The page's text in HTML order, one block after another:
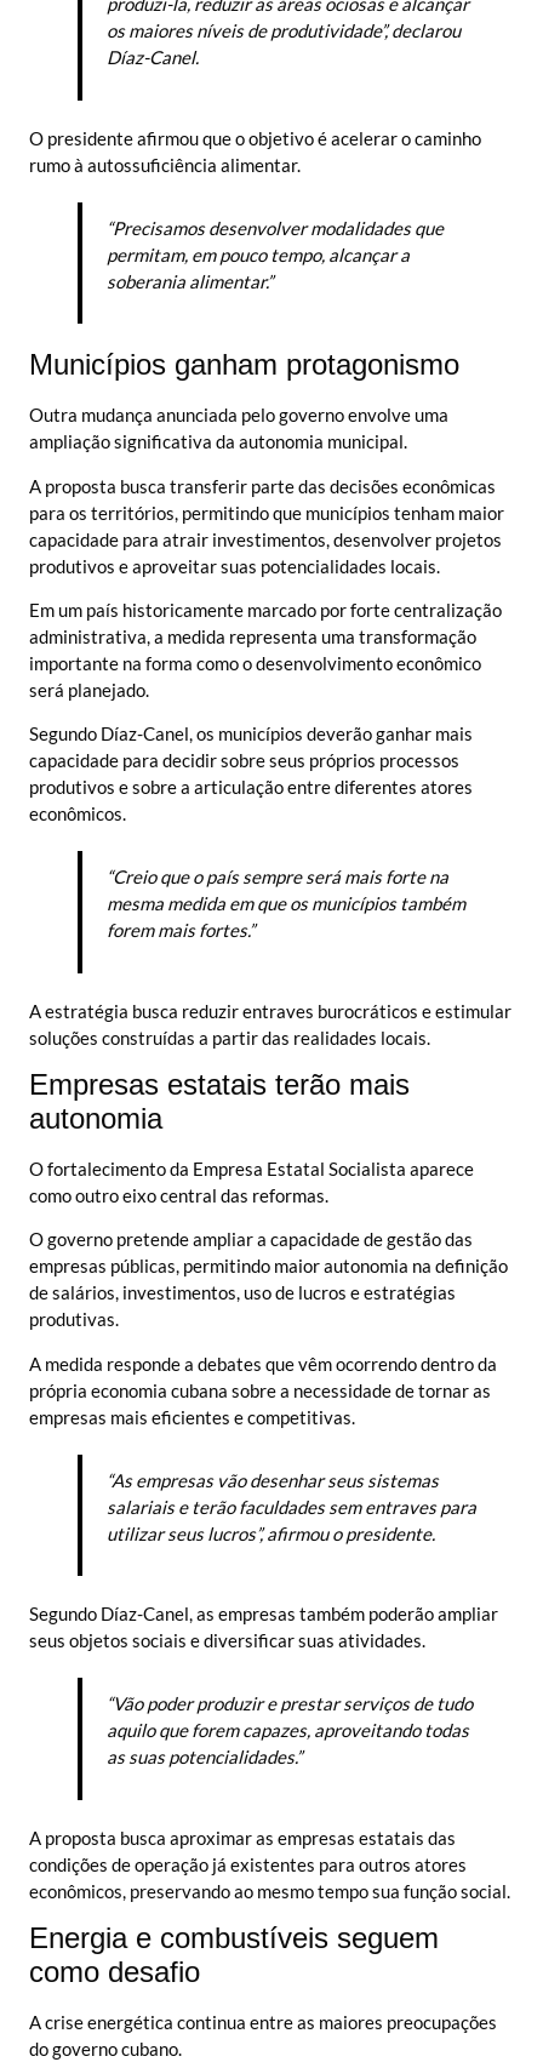
os maiores níveis de produtividade”, declarou
Díaz-Canel.
O presidente afirmou que o objetivo é acelerar o caminho
rumo à autossuficiência alimentar.
“Precisamos desenvolver modalidades que
permitam, em pouco tempo, alcançar a
soberania alimentar.”
Municípios ganham protagonismo
Outra mudança anunciada pelo governo envolve uma
ampliação significativa da autonomia municipal.
A proposta busca transferir parte das decisões econômicas
para os territórios, permitindo que municípios tenham maior
capacidade para atrair investimentos, desenvolver projetos
produtivos e aproveitar suas potencialidades locais.
Em um país historicamente marcado por forte centralização
administrativa, a medida representa uma transformação
importante na forma como o desenvolvimento econômico
será planejado.
Segundo Díaz-Canel, os municípios deverão ganhar mais
capacidade para decidir sobre seus próprios processos
produtivos e sobre a articulação entre diferentes atores
econômicos.
“Creio que o país sempre será mais forte na
mesma medida em que os municípios também
forem mais fortes.”
A estratégia busca reduzir entraves burocráticos e estimular
soluções construídas a partir das realidades locais.
Empresas estatais terão mais
autonomia
O fortalecimento da Empresa Estatal Socialista aparece
como outro eixo central das reformas.
O governo pretende ampliar a capacidade de gestão das
empresas públicas, permitindo maior autonomia na definição
de salários, investimentos, uso de lucros e estratégias
produtivas.
A medida responde a debates que vêm ocorrendo dentro da
própria economia cubana sobre a necessidade de tornar as
empresas mais eficientes e competitivas.
“As empresas vão desenhar seus sistemas
salariais e terão faculdades sem entraves para
utilizar seus lucros”, afirmou o presidente.
Segundo Díaz-Canel, as empresas também poderão ampliar
seus objetos sociais e diversificar suas atividades.
“Vão poder produzir e prestar serviços de tudo
aquilo que forem capazes, aproveitando todas
as suas potencialidades.”
A proposta busca aproximar as empresas estatais das
condições de operação já existentes para outros atores
econômicos, preservando ao mesmo tempo sua função social.
Energia e combustíveis seguem
como desafio
A crise energética continua entre as maiores preocupações
do governo cubano.